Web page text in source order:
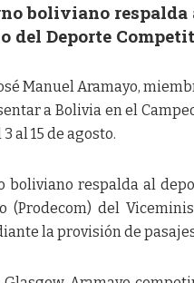
boliviano
del Deporte
Manuel Aramayo,
a Bolivia en el
al 15 de agosto.
boliviano respalda al
(Prodecom) del
la provisión de